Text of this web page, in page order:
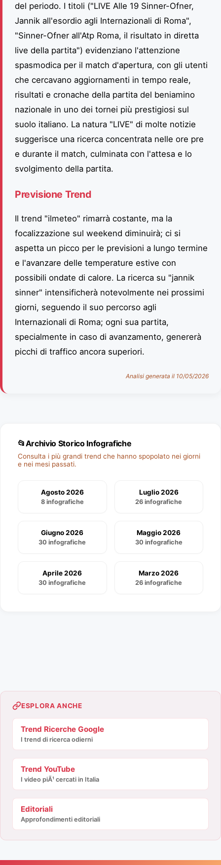
del periodo. I titoli ("LIVE Alle 19 Sinner-Ofner,
Jannik all'esordio agli Internazionali di Roma",
"Sinner-Ofner all'Atp Roma, il risultato in diretta
live della partita") evidenziano l'attenzione
spasmodica per il match d'apertura, con gli utenti
che cercavano aggiornamenti in tempo reale,
risultati e cronache della partita del beniamino
nazionale in uno dei tornei più prestigiosi sul
suolo italiano. La natura "LIVE" di molte notizie
suggerisce una ricerca concentrata nelle ore pre
e durante il match, culminata con l'attesa e lo
svolgimento della partita.
Previsione Trend
Il trend "ilmeteo" rimarrà costante, ma la
focalizzazione sul weekend diminuirà; ci si
aspetta un picco per le previsioni a lungo termine
e l'avanzare delle temperature estive con
possibili ondate di calore. La ricerca su "jannik
sinner" intensificherà notevolmente nei prossimi
giorni, seguendo il suo percorso agli
Internazionali di Roma; ogni sua partita,
specialmente in caso di avanzamento, genererà
picchi di traffico ancora superiori.
Analisi generata il 10/05/2026
📂Archivio Storico Infografiche
Consulta i più grandi trend che hanno spopolato nei giorni
e nei mesi passati.
Agosto 2026
8 infografiche
Luglio 2026
26 infografiche
Giugno 2026
30 infografiche
Maggio 2026
30 infografiche
Aprile 2026
30 infografiche
Marzo 2026
26 infografiche
ESPLORA ANCHE
Trend Ricerche Google
I trend di ricerca odierni
Trend YouTube
I video piÃ¹ cercati in Italia
Editoriali
Approfondimenti editoriali